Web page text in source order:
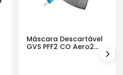
Máscara Descartável
GVS PFF2 CO Aero2